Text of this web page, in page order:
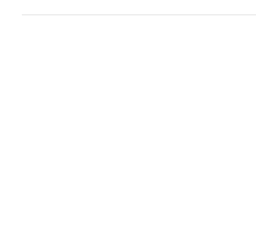
Дмитрий Баринов
Данила